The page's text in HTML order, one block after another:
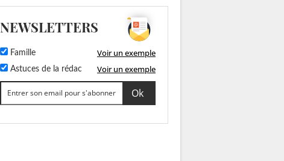
NEWSLETTERS
Famille Voir un exemple
Astuces de la rédac Voir un exemple